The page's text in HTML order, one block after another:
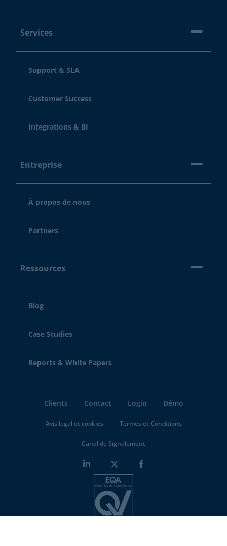
Services
Support & SLA
Customer Success
Integrations & BI
Entreprise
À propos de nous
Partners
Ressources
Blog
Case Studies
Reports & White Papers
Clients Contact Login Démo
Avis legal et cookies Termes et Conditions
Canal de Signalement